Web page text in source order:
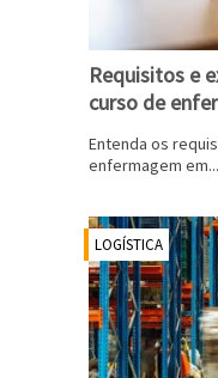
Requisitos e
curso de
Entenda os
enfermagem em...
LOGÍSTICA